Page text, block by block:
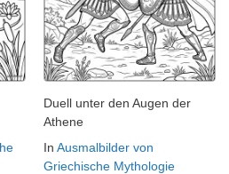
Duell unter den Augen der
Athene
In Ausmalbilder von
Griechische Mythologie